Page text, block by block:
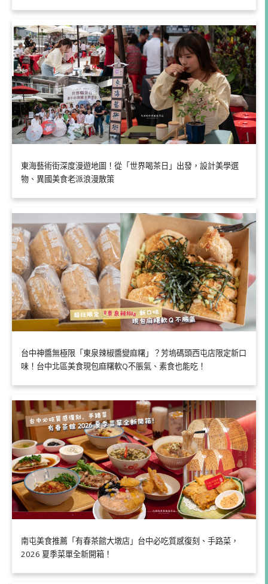
東海藝術街深度漫遊地圖！從「世界喝茶日」出發，設計美學選
物、異國美食老派浪漫散策
台中神醬無極限「東泉辣椒醬變麻糬」？芳塢碼頭西屯店限定新口
味！台中北區美食現包麻糬軟Q不脹氣、素食也能吃！
南屯美食推薦「有春茶館大墩店」台中必吃質感復刻、手路菜，
2026 夏季菜單全新開箱！